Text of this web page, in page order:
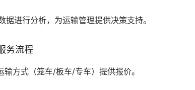
进行分析，为运输管理提供决策支持。
务流程
方式（笼车/板车/专车）提供报价。